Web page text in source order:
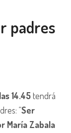
padres
14.45tendrá
“Ser
María Zabala